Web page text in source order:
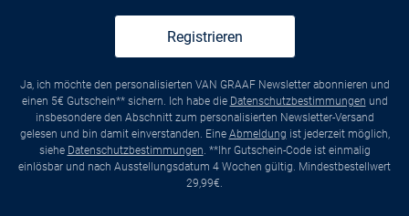
Registrieren
Ja, ich möchte den personalisierten VAN GRAAF Newsletter abonnieren und
einen 5€ Gutschein** sichern. Ich habe die Datenschutzbestimmungen und
insbesondere den Abschnitt zum personalisierten Newsletter-Versand
gelesen und bin damit einverstanden. Eine Abmeldung ist jederzeit möglich,
siehe Datenschutzbestimmungen. **Ihr Gutschein-Code ist einmalig
einlösbar und nach Ausstellungsdatum 4 Wochen gültig. Mindestbestellwert
29,99€.